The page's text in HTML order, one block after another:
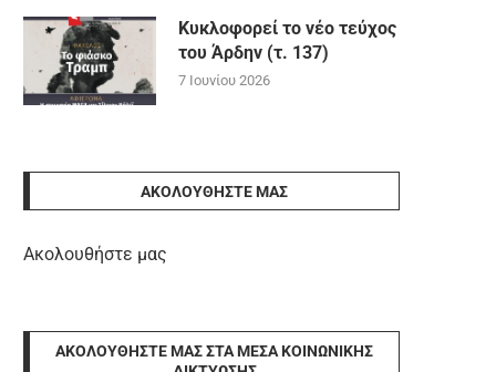
Κυκλοφορεί το νέο τεύχος
του Άρδην (τ. 137)
7 Ιουνίου 2026
ΑΚΟΛΟΥΘΉΣΤΕ ΜΑΣ
Ακολουθήστε μας
ΑΚΟΛΟΥΘΉΣΤΕ ΜΑΣ ΣΤΑ ΜΈΣΑ ΚΟΙΝΩΝΙΚΉΣ